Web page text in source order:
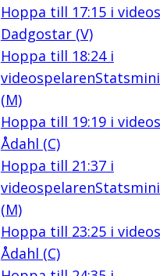
Hoppa till 17:15i
Dadgostar (V)
Hoppa till 18:24i
videospelaren
(M)
Hoppa till 19:19i
Ådahl (C)
Hoppa till 21:37i
videospelaren
(M)
Hoppa till 23:25i
Ådahl (C)